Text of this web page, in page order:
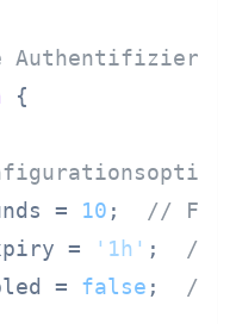
{
= 10 ; //
= '1h' ; //
= false ; //